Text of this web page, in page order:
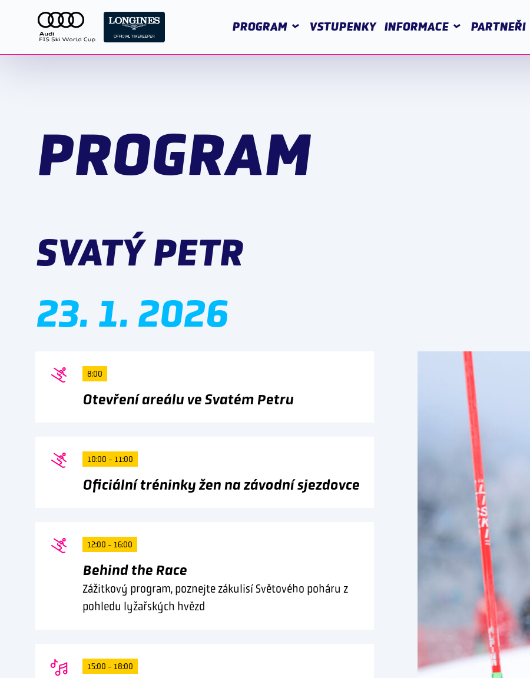
PROGRAM VSTUPENKY INFORMACE PARTNEŘI
PROGRAM
SVATÝ PETR
23. 1. 2026
8:00
Otevření areálu ve Svatém Petru
10:00 - 11:00
Oficiální tréninky žen na závodní sjezdovce
12:00 - 16:00
Behind the Race
Zážitkový program, poznejte zákulisí Světového poháru z
pohledu lyžařských hvězd
15:00 - 18:00